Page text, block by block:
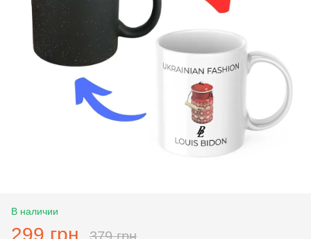
В наличии
299 грн